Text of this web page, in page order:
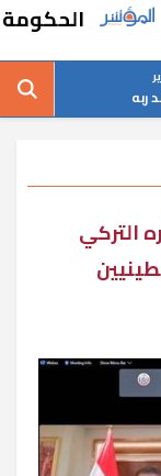
الحكومة تقر
ربه
التركي